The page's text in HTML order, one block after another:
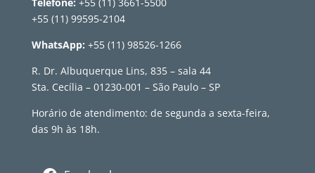
Telefone: +55 (11) 3661-5500
+55 (11) 99595-2104
WhatsApp: +55 (11) 98526-1266
R. Dr. Albuquerque Lins, 835 – sala 44
Sta. Cecília – 01230-001 – São Paulo – SP
Horário de atendimento: de segunda a sexta-feira,
das 9h às 18h.